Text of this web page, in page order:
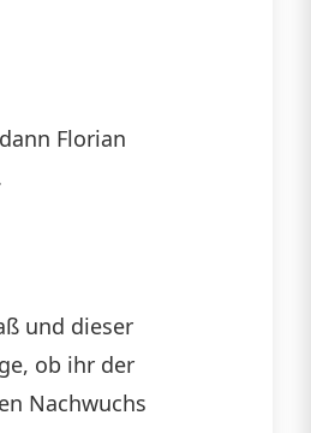
Florian
und dieser
ob ihr der
Nachwuchs